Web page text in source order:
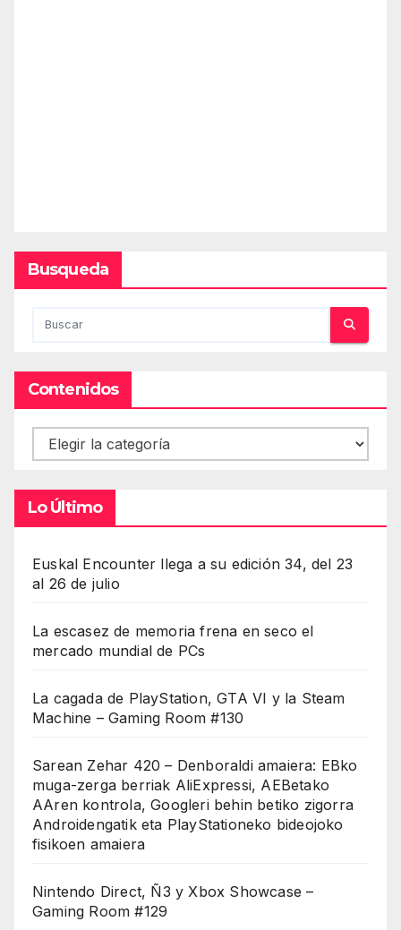
Busqueda
Contenidos
Contenidos
Lo Último
Euskal Encounter llega a su edición 34, del 23
al 26 de julio
La escasez de memoria frena en seco el
mercado mundial de PCs
La cagada de PlayStation, GTA VI y la Steam
Machine – Gaming Room #130
Sarean Zehar 420 – Denboraldi amaiera: EBko
muga-zerga berriak AliExpressi, AEBetako
AAren kontrola, Googleri behin betiko zigorra
Androidengatik eta PlayStationeko bideojoko
fisikoen amaiera
Nintendo Direct, Ñ3 y Xbox Showcase –
Gaming Room #129